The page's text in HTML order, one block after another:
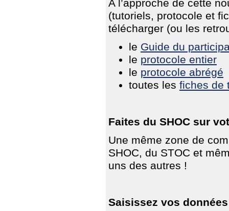
A l’approche de cette
(tutoriels, protocole et
télécharger (ou les
le Guide du
le protocole entier
le protocole abrégé
toutes les fiches de
Faites du SHOC sur
Une même zone de
SHOC, du STOC et
uns des autres !
Saisissez vos